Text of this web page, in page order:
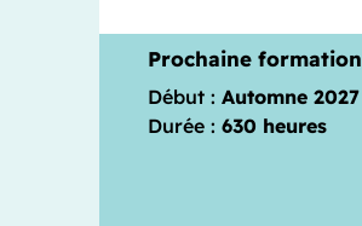
Prochaine formation
Début : Automne 2027
Durée : 630 heures